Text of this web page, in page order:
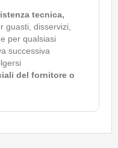
tecnica,
guasti, disservizi,
per qualsiasi
successiva
del fornitore o